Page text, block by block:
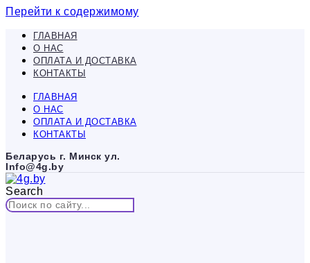
Перейти к содержимому
ГЛАВНАЯ
О НАС
ОПЛАТА И ДОСТАВКА
КОНТАКТЫ
ГЛАВНАЯ
О НАС
ОПЛАТА И ДОСТАВКА
КОНТАКТЫ
Беларусь г. Минск ул.
Info@4g.by
Search